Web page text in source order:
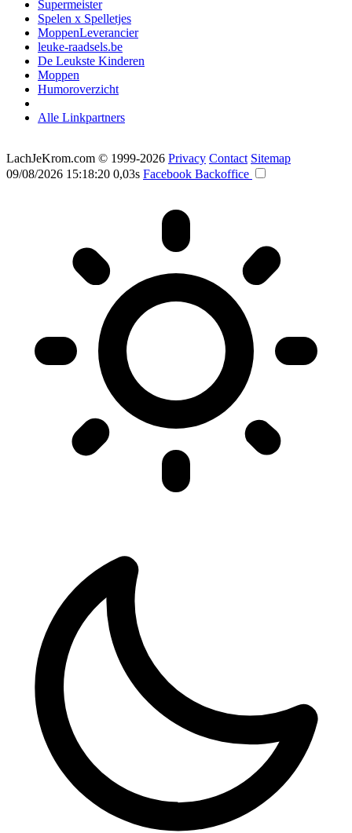
Supermeister
Spelen x Spelletjes
MoppenLeverancier
leuke-raadsels.be
De Leukste Kinderen
Moppen
Humoroverzicht
Alle Linkpartners
LachJeKrom.com © 1999-2026 Privacy Contact Sitemap
09/08/2026 15:18:20 0,03s Facebook Backoffice